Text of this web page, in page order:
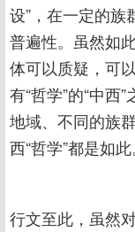
设”，在一定的族
普遍性。虽然如
体可以质疑，可
有“哲学”的“中西
地域、不同的族
西“哲学”都是如此
行文至此，虽然